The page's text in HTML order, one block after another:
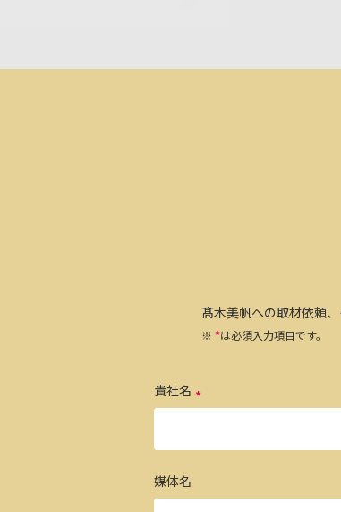
髙木美帆への取材依頼
※ *は必須入力項目です。
貴社名
媒体名